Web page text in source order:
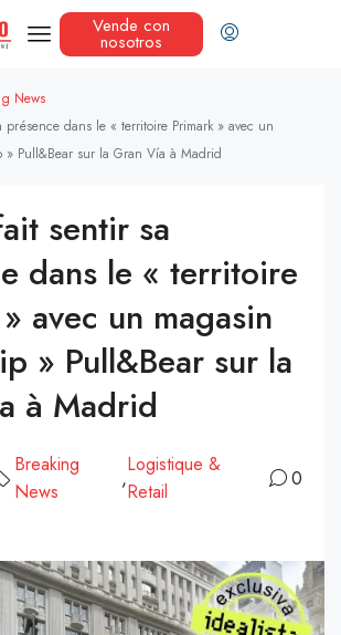
Vende con
nosotros
News
présence dans le « territoire Primark » avec un
» Pull&Bear sur la Gran Vía à Madrid
sentir sa
dans le « territoire
avec un magasin
» Pull&Bear sur la
à Madrid
Breaking
News
,
Logistique &
Retail
0